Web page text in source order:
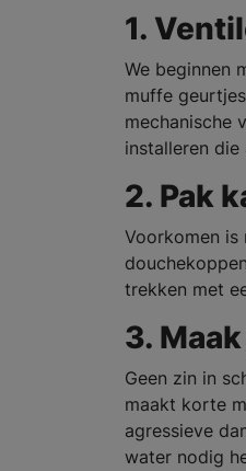
1.
We beginnen
muffe
mechanische
installeren
2. Pak
Voorkomen is
trekken met
3.
Geen zin in
maakt korte
agressieve
water nodig